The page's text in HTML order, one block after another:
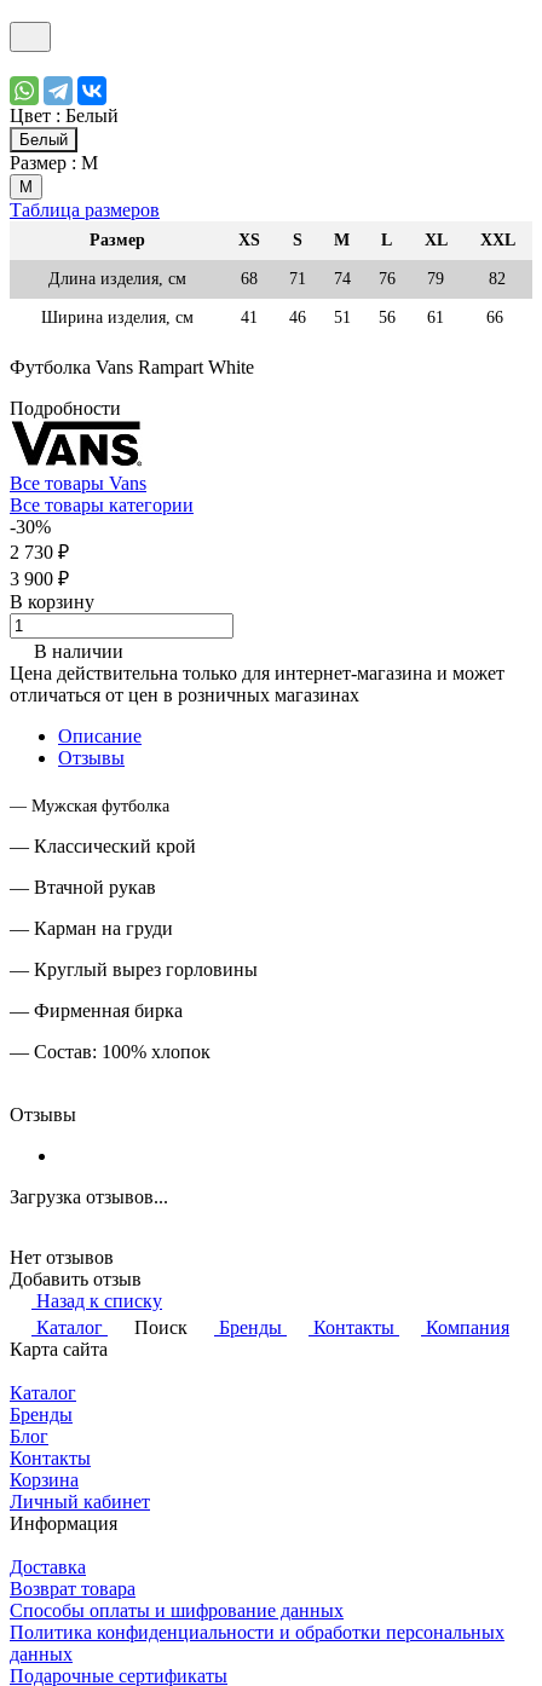
Цвет : Белый
Белый
Размер : M
M
Таблица размеров
Размер XS S M L XL XXL
Длина изделия, см 68 71 74 76 79 82
Ширина изделия, см 41 46 51 56 61 66
Футболка Vans Rampart White
Подробности
Все товары Vans
Все товары категории
-30%
2 730 ₽
3 900 ₽
В корзину
В наличии
Цена действительна только для интернет-магазина и может
отличаться от цен в розничных магазинах
Описание
Отзывы
— Мужская футболка
— Классический крой
— Втачной рукав
— Карман на груди
— Круглый вырез горловины
— Фирменная бирка
— Состав: 100% хлопок
Отзывы
Загрузка отзывов...
Нет отзывов
Добавить отзыв
Назад к списку
Каталог
Поиск Бренды Контакты
Компания
Карта сайта
Каталог
Бренды
Блог
Контакты
Корзина
Личный кабинет
Информация
Доставка
Возврат товара
Способы оплаты и шифрование данных
Политика конфиденциальности и обработки персональных
данных
Подарочные сертификаты